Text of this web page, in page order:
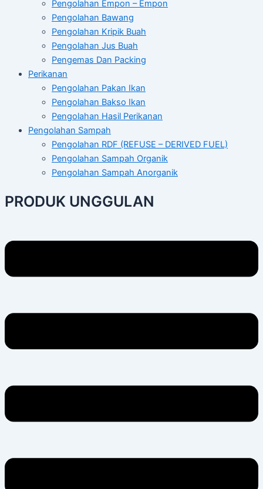
Pengolahan Empon – Empon
Pengolahan Bawang
Pengolahan Kripik Buah
Pengolahan Jus Buah
Pengemas Dan Packing
Perikanan
Pengolahan Pakan Ikan
Pengolahan Bakso Ikan
Pengolahan Hasil Perikanan
Pengolahan Sampah
Pengolahan RDF (REFUSE – DERIVED FUEL)
Pengolahan Sampah Organik
Pengolahan Sampah Anorganik
PRODUK UNGGULAN